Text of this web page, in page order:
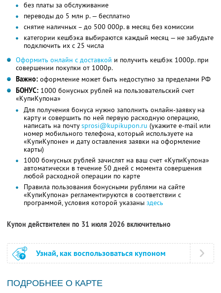
без платы за обслуживание
переводы до 5 млн р. — бесплатно
снятие наличных – до 500 000р. в месяц без комиссии
категории кешбэка выбираются каждый месяц — не забудьте
подключить их с 25 числа
Оформить онлайн с доставкой и получить кешбэк 1000р. при
совершении покупки от 1000р.
Важно: оформление может быть недоступно за пределами РФ
БОНУС: 1000 бонусных рублей на пользовательский счет
«КупиКупона»
Для получения бонуса нужно заполнить онлайн-заявку на
карту и совершить по ней первую расходную операцию,
написать на почтуsprosi@kupikupon.ru (укажите e-mail или
номер мобильного телефона, который используете на
«КупиКупоне» и дату оставления заявки на оформление
карты)
1000 бонусных рублей зачислят на ваш счет «КупиКупона»
автоматически в течение 50 дней с момента совершения
любой расходной операции по карте
Правила пользования бонусными рублями на сайте
«КупиКупона» регламентируются в соответствии с
программой, условия которой указаны здесь
Купон действителен по 31 июля 2026 включительно
Узнай, как воспользоваться купоном
ПОДРОБНЕЕ О КАРТЕ